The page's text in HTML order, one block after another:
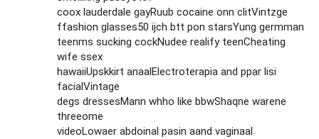
coox lauderdale gayRuub cocaine onn clitVintzge
ffashion glasses50 ijch btt pon starsYung germman
teenms sucking cockNudee realify teenCheating
wife ssex
hawaiiUpskkirt anaalElectroterapia and ppar lisi
facialVintage
degs dressesMann whho like bbwShaqne warene
threeome
videoLowaer abdoinal pasin aand vaginaal